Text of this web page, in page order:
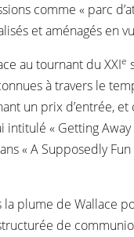
comme « parc
et aménagés en
au tournant du XXIe
à travers le
un prix d’entrée,
intitulé « Getting
« A Supposedly
plume de Wallace
de